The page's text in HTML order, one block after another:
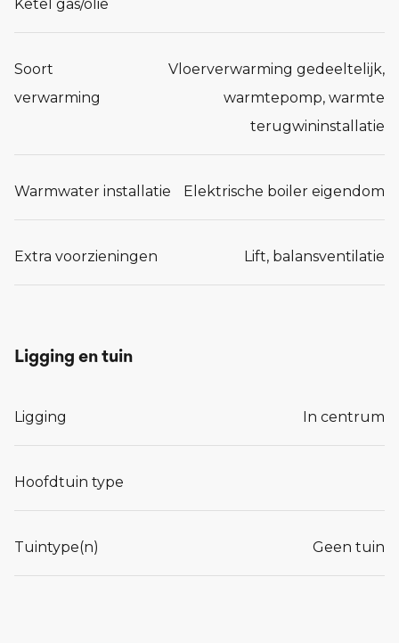
Ketel gas/olie
Soort
verwarming
Vloerverwarming gedeeltelijk,
warmtepomp, warmte
terugwininstallatie
Warmwater installatie Elektrische boiler eigendom
Extra voorzieningen Lift, balansventilatie
Ligging en tuin
Ligging In centrum
Hoofdtuin type
Tuintype(n) Geen tuin